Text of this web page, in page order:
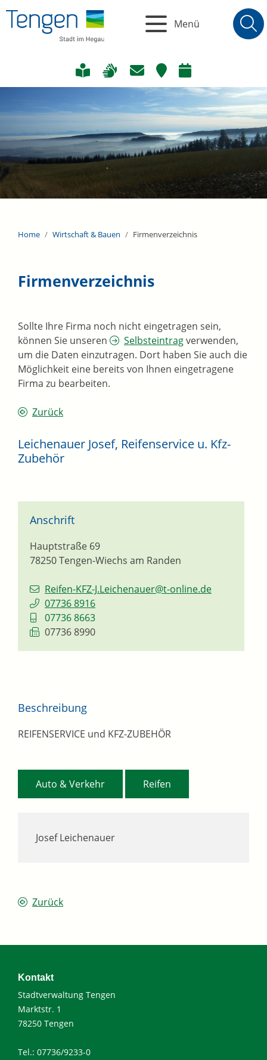
Menü
Home Wirtschaft & Bauen Firmenverzeichnis
Firmenverzeichnis
Sollte Ihre Firma noch nicht eingetragen sein,
können Sie unseren
Selbsteintragverwenden,
um die Daten einzutragen. Dort haben Sie auch die
Möglichkeit eine bereits von Ihnen eingetragene
Firma zu bearbeiten.
Zurück
Leichenauer Josef, Reifenservice u. Kfz-
Zubehör
Anschrift
Hauptstraße 69
78250Tengen-Wiechs am Randen
Reifen-KFZ-J.Leichenauer@t-online.de
07736 8916
07736 8663
07736 8990
Josef Leichenauer
Beschreibung
REIFENSERVICE und KFZ-ZUBEHÖR
Auto & Verkehr Reifen
Zurück
Kontakt
Stadtverwaltung Tengen
Marktstr. 1
78250 Tengen
Tel.: 07736/9233-0